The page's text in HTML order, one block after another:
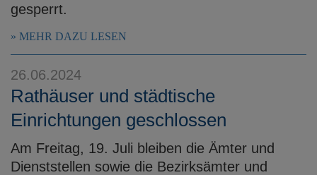
gesperrt.
MEHR DAZU LESEN
26.06.2024
Rathäuser und städtische
Einrichtungen geschlossen
Am Freitag, 19. Juli bleiben die Ämter und
Dienststellen sowie die Bezirksämter und